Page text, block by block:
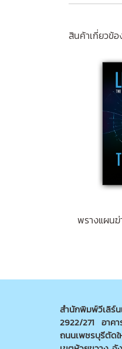
สินค้าเกี่ยวข้อ
สำนักพิมพ์วีเลิร์
2922/271 อาค
ถนนเพชรบุรีตัด